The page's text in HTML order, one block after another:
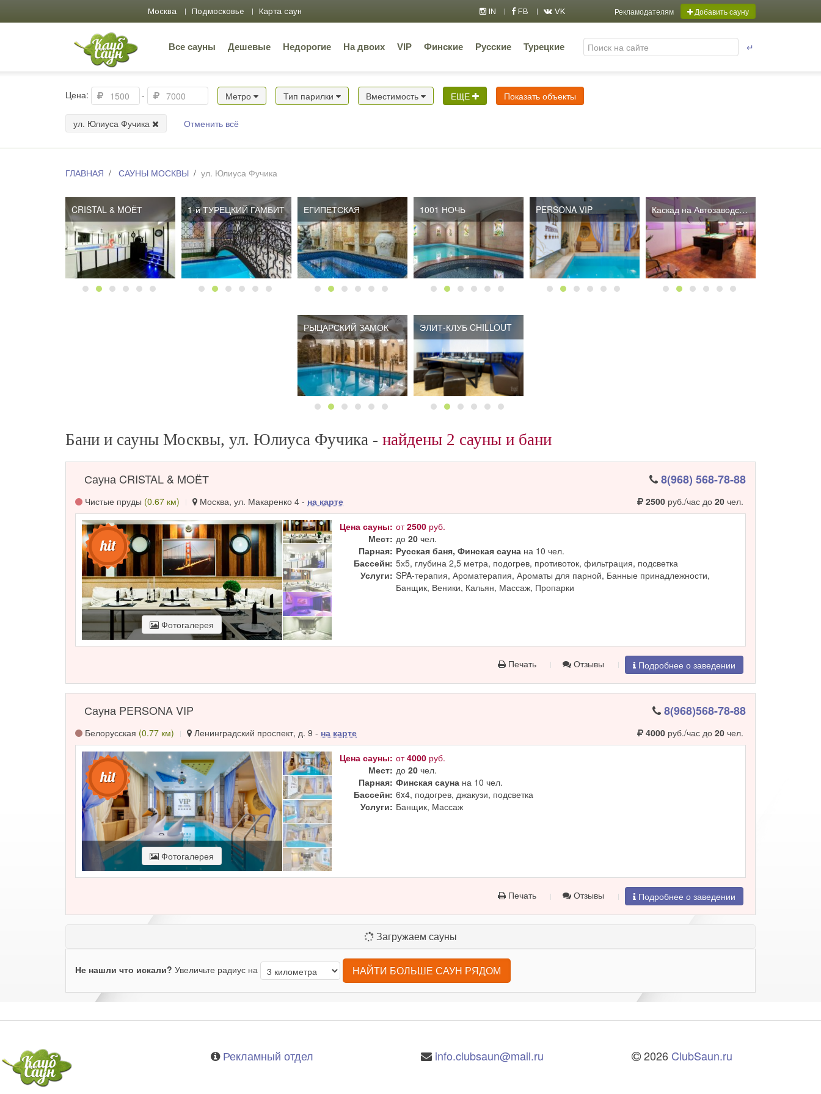
Москва Подмосковье Карта саун IN FB VK Добавить сауну
Рекламодателям
Все сауны Дешевые Недорогие На двоих VIP Финские Русские Турецкие ↵
Цена: - Метро Тип парилки Вместимость ЕЩЕ Показать объекты
ул. Юлиуса Фучика Отменить всё
ГЛАВНАЯ САУНЫ МОСКВЫ ул. Юлиуса Фучика
CRISTAL & MOЁТ
CRISTAL & MOЁТ 1-й ТУРЕЦКИЙ ГАМБИТ ЕГИПЕТСКАЯ 1001 НОЧЬ PERSONA VIP Каскад на Автозаводской
РЫЦАРСКИЙ ЗАМОК ЭЛИТ-КЛУБ CHILLOUT
Бани и сауны Москвы, ул. Юлиуса Фучика - найдены 2 сауны и бани
Сауна CRISTAL & MOЁТ 8(968) 568-78-88
Чистые пруды (0.67 км) Москва, ул. Макаренко 4 - на карте 2500руб./час до 20чел.
Фотогалерея
Цена сауны: от2500 руб.
Мест: до20 чел.
Парная: Русская баня, Финская сауна на 10 чел.
Бассейн: 5х5, глубина 2,5 метра, подогрев, противоток, фильтрация, подсветка
Услуги: SPA-терапия, Ароматерапия, Ароматы для парной, Банные принадлежности,
Банщик, Веники, Кальян, Массаж, Пропарки
Печать Отзывы Подробнее о заведении
Сауна PERSONA VIP 8(968)568-78-88
Белорусская (0.77 км) Ленинградский проспект, д. 9 - на карте 4000руб./час до 20чел.
Фотогалерея
Цена сауны: от4000 руб.
Мест: до20 чел.
Парная: Финская сауна на 10 чел.
Бассейн: 6x4, подогрев, джакузи, подсветка
Услуги: Банщик, Массаж
Печать Отзывы Подробнее о заведении
Загружаем сауны
Не нашли что искали? Увеличьте радиус на НАЙТИ БОЛЬШЕ САУН РЯДОМ
Рекламный отдел info.clubsaun@mail.ru 2026 ClubSaun.ru